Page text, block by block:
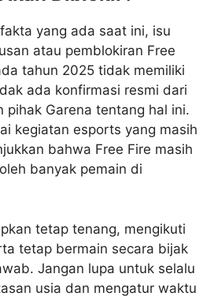
yang ada saat ini, isu
atau pemblokiran Free
tahun 2025 tidak memiliki
ada konfirmasi resmi dari
pihak Garena tentang hal ini.
kegiatan esports yang masih
bahwa Free Fire masih
banyak pemain di
tetap tenang, mengikuti
tetap bermain secara bijak
Jangan lupa untuk selalu
usia dan mengatur waktu